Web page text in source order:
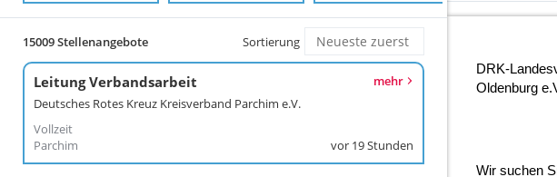
15009 Stellenangebote Sortierung
Leitung Verbandsarbeit
Deutsches Rotes Kreuz Kreisverband Parchim e.V.
Vollzeit
Parchim
mehr
vor 19 Stunden